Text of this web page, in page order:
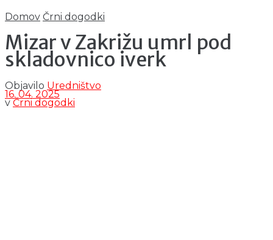
Domov Črni dogodki
Mizar v Zakrižu umrl pod
skladovnico iverk
Objavilo Uredništvo
16. 04. 2025
v Črni dogodki